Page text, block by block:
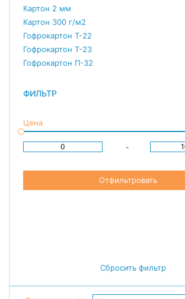
Картон 2 мм
Картон 300 г/м2
Гофрокартон Т-22
Гофрокартон Т-23
Гофрокартон П-32
ФИЛЬТР
Цена
-
Отфильтровать
Сбросить фильтр